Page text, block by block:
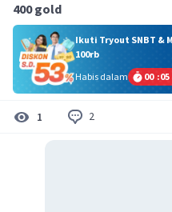
400 gold
Ikuti Tryout SNBT &
100rb
Habis dalam
00 :05
1 2